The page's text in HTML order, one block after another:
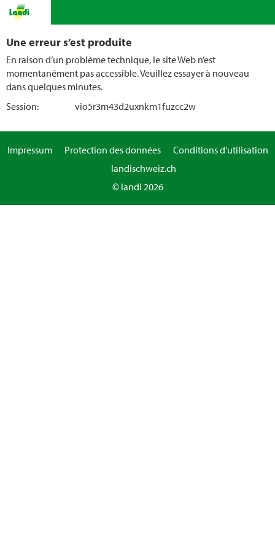
Une erreur s’est produite
En raison d’un problème technique, le site Web n’est
momentanément pas accessible. Veuillez essayer à nouveau
dans quelques minutes.
Session:
vio5r3m43d2uxnkm1fuzcc2w
Impressum Protection des données
Conditions d'utilisation
landischweiz.ch
© landi 2026